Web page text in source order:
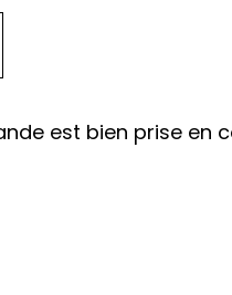
est bien prise en